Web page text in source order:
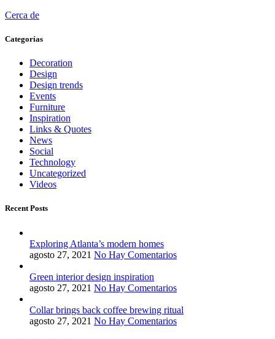
Cerca de
Categorías
Decoration
Design
Design trends
Events
Furniture
Inspiration
Links & Quotes
News
Social
Technology
Uncategorized
Videos
Recent Posts
Exploring Atlanta’s modern homes
agosto 27, 2021 No Hay Comentarios
Green interior design inspiration
agosto 27, 2021 No Hay Comentarios
Collar brings back coffee brewing ritual
agosto 27, 2021 No Hay Comentarios